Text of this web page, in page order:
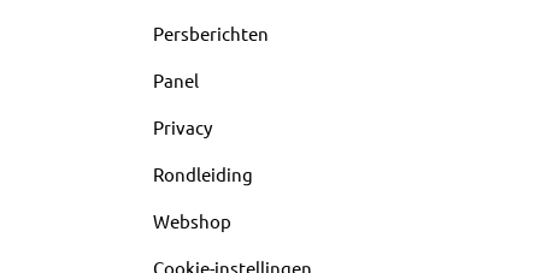
Persberichten
Panel
Privacy
Rondleiding
Webshop
Cookie-instellingen